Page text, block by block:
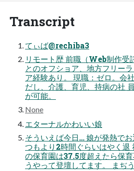
Transcript
てぃば@rechiba3
リモート歴 前職（Web制作受
とのオフショア、地方フリー
ア経験あり。 現職：ゼロ。会
だし、介護、育児、持病の社
が可能。
None
エターナルかわいい娘
そういえば今日… 娘が発熱で
つもより2時間ぐらいはやく退
の保育園は37.5度超えたら保
うやって登壇してます。 まぢ